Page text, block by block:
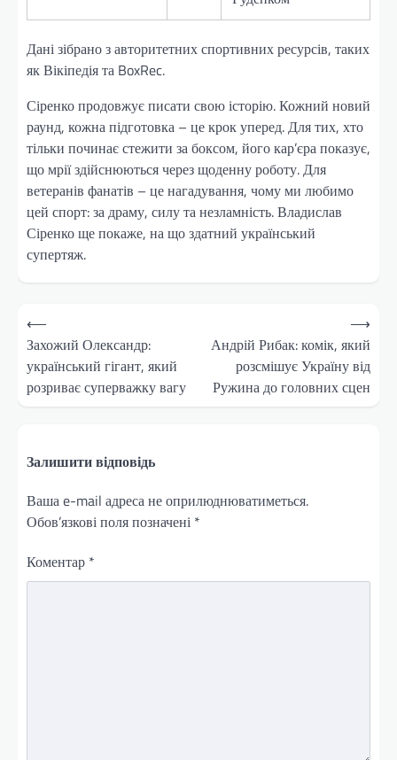
Дані зібрано з авторитетних спортивних ресурсів, таких
як Вікіпедія та BoxRec.
Сіренко продовжує писати свою історію. Кожний новий
раунд, кожна підготовка – це крок уперед. Для тих, хто
тільки починає стежити за боксом, його кар’єра показує,
що мрії здійснюються через щоденну роботу. Для
ветеранів фанатів – це нагадування, чому ми любимо
цей спорт: за драму, силу та незламність. Владислав
Сіренко ще покаже, на що здатний український
супертяж.
Навігація
записів
⟵
Захожий Олександр:
український гігант, який
розриває суперважку вагу
Андрій Рибак: комік, який
розсмішує Україну від
Ружина до головних сцен
⟶
Залишити відповідь
Ваша e-mail адреса не оприлюднюватиметься.
Обов’язкові поля позначені *
Коментар *